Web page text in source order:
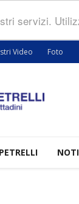
servizi.
Video Foto